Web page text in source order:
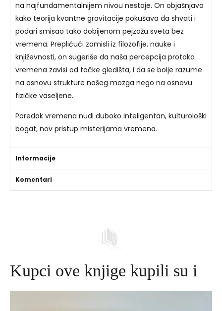
na najfundamentalnijem nivou nestaje. On objašnjava
kako teorija kvantne gravitacije pokušava da shvati i
podari smisao tako dobijenom pejzažu sveta bez
vremena. Preplićući zamisli iz filozofije, nauke i
književnosti, on sugeriše da naša percepcija protoka
vremena zavisi od tačke gledišta, i da se bolje razume
na osnovu strukture našeg mozga nego na osnovu
fizičke vaseljene.
Poredak vremena nudi duboko inteligentan, kulturološki
bogat, nov pristup misterijama vremena.
Informacije
Komentari
Kupci ove knjige kupili su i
Izvorna
Trenutna